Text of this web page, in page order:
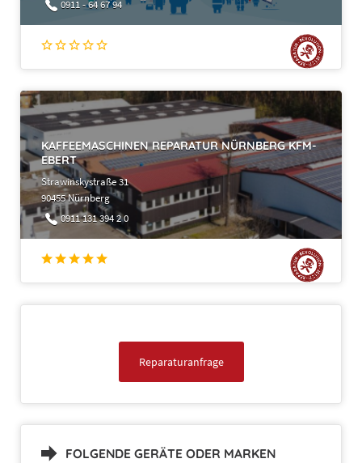
0911 - 64 67 94
KAFFEEMASCHINEN REPARATUR NÜRNBERG KFM-
EBERT
Strawinskystraße 31
90455 Nürnberg
0911 131 394 2 0
Reparaturanfrage
FOLGENDE GERÄTE ODER MARKEN